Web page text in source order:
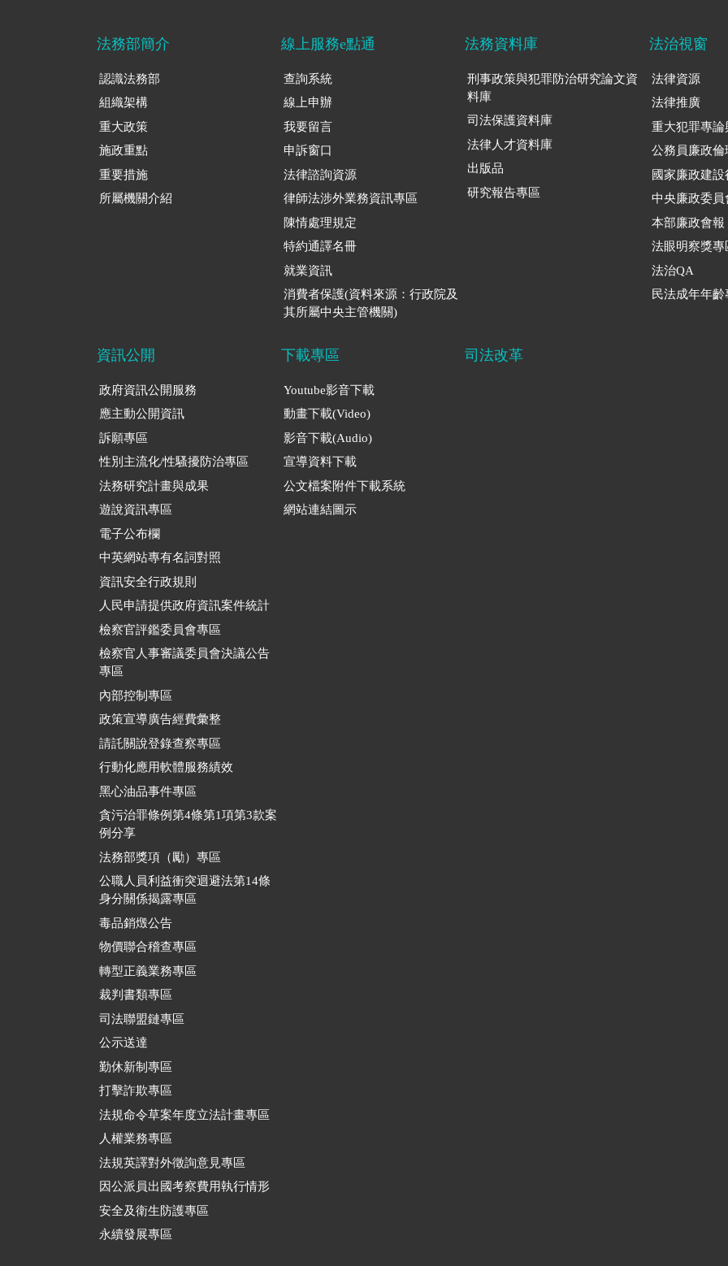
法務部簡介
認識法務部
組織架構
重大政策
施政重點
重要措施
所屬機關介紹
線上服務e點通
查詢系統
線上申辦
我要留言
申訴窗口
法律諮詢資源
律師法涉外業務資訊專區
陳情處理規定
特約通譯名冊
就業資訊
消費者保護(資料來源：行政院及
其所屬中央主管機關)
法務資料庫
刑事政策與犯罪防治研究論文資
料庫
司法保護資料庫
法律人才資料庫
出版品
研究報告專區
法治視窗
法律資源
法律推廣
重大犯罪專論
公務員廉政倫
國家廉政建設
中央廉政委員
本部廉政會報
法眼明察獎專
法治QA
民法成年年齡
資訊公開
政府資訊公開服務
應主動公開資訊
訴願專區
性別主流化/性騷擾防治專區
法務研究計畫與成果
遊說資訊專區
電子公布欄
中英網站專有名詞對照
資訊安全行政規則
人民申請提供政府資訊案件統計
檢察官評鑑委員會專區
檢察官人事審議委員會決議公告
專區
內部控制專區
政策宣導廣告經費彙整
請託關說登錄查察專區
行動化應用軟體服務績效
黑心油品事件專區
貪污治罪條例第4條第1項第3款案
例分享
法務部獎項（勵）專區
公職人員利益衝突迴避法第14條
身分關係揭露專區
毒品銷燬公告
物價聯合稽查專區
轉型正義業務專區
裁判書類專區
司法聯盟鏈專區
公示送達
勤休新制專區
打擊詐欺專區
法規命令草案年度立法計畫專區
人權業務專區
法規英譯對外徵詢意見專區
因公派員出國考察費用執行情形
安全及衛生防護專區
永續發展專區
下載專區
Youtube影音下載
動畫下載(Video)
影音下載(Audio)
宣導資料下載
公文檔案附件下載系統
網站連結圖示
司法改革